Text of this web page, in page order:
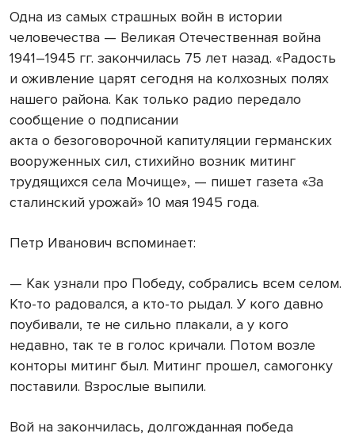
Одна из самых страшных войн в истории
человечества — Великая Отечественная война
1941–1945 гг. закончилась 75 лет назад. «Радость
и оживление царят сегодня на колхозных полях
нашего района. Как только радио передало
сообщение о подписании
акта о безоговорочной капитуляции германских
вооруженных сил, стихийно возник митинг
трудящихся села Мочище», — пишет газета «За
сталинский урожай» 10 мая 1945 года.
Петр Иванович вспоминает:
— Как узнали про Победу, собрались всем селом.
Кто-то радовался, а кто-то рыдал. У кого давно
поубивали, те не сильно плакали, а у кого
недавно, так те в голос кричали. Потом возле
конторы митинг был. Митинг прошел, самогонку
поставили. Взрослые выпили.
Вой на закончилась, долгожданная победа